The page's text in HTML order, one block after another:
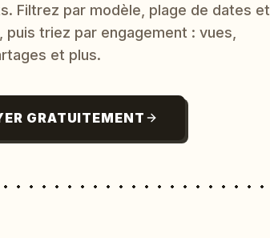
Filtrez par modèle, plage de dates et
triez par engagement : vues,
et plus.
GRATUITEMENT